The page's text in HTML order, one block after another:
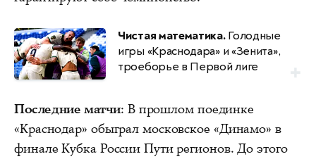
Чистая математика.Голодные
игры «Краснодара» и «Зенита»,
троеборье в Первой лиге
Последние матчи: В прошлом поединке
«Краснодар» обыграл московское «Динамо» в
финале Кубка России Пути регионов. До этого